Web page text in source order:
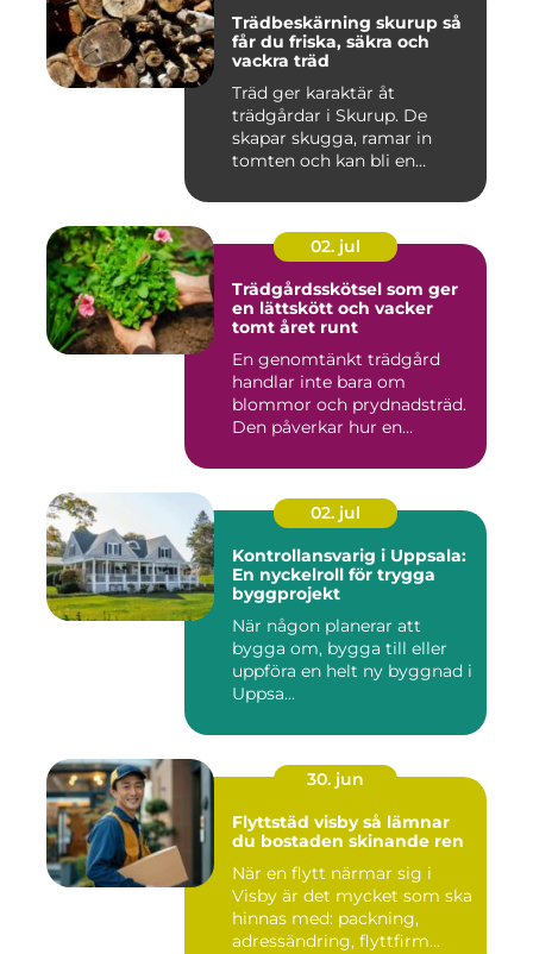
Trädbeskärning skurup så
får du friska, säkra och
vackra träd
Träd ger karaktär åt
trädgårdar i Skurup. De
skapar skugga, ramar in
tomten och kan bli en
02. jul
Trädgårdsskötsel som ger
en lättskött och vacker
tomt året runt
En genomtänkt trädgård
handlar inte bara om
blommor och prydnadsträd.
Den påverkar hur en
02. jul
Kontrollansvarig i Uppsala:
En nyckelroll för trygga
byggprojekt
När någon planerar att
bygga om, bygga till eller
uppföra en helt ny byggnad i
Uppsa...
30. jun
Flyttstäd visby så lämnar
du bostaden skinande ren
När en flytt närmar sig i
Visby är det mycket som ska
hinnas med: packning,
adressändring, flyttfirm...